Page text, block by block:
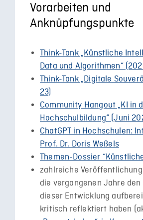
Vorarbeiten und
Anknüpfungspunkte
Think-Tank „Künstliche
Data und Algorithmen“
Think-Tank „Digitale
23)
Community Hangout „KI in
Hochschulbildung“ (Juni
ChatGPT in Hochschulen:
Prof. Dr. Doris Weßels
Themen-Dossier
zahlreiche
die vergangenen Jahre
dieser Entwicklung
kritisch reflektiert haben